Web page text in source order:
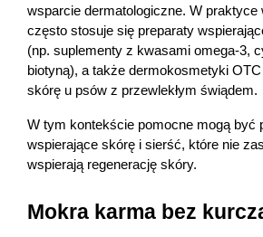
wsparcie dermatologiczne. W praktyce
często stosuje się preparaty
(np. suplementy z kwasami omega-3,
biotyną), a także dermokosmetyki
skórę u psów z przewlekłym świądem.
W tym kontekście pomocne mogą być
wspierające skórę i sierść, które nie
wspierają regenerację skóry.
Mokra karma bez